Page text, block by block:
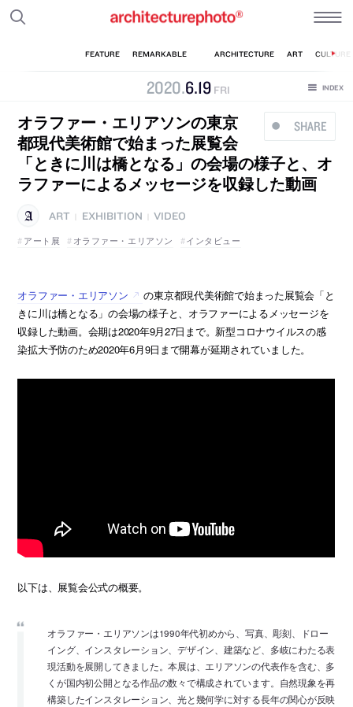
2020.6.19 FRI
SHARE
オラファー・エリアソンの東京
都現代美術館で始まった展覧会
「ときに川は橋となる」の会場の様子と、オ
ラファーによるメッセージを収録した動画
ART EXHIBITION
VIDEO
アート展
オラファー・エリアソン インタビュー
オラファー・エリアソン
の東京都現代美術館で始まった展覧会「と
きに川は橋となる」の会場の様子と、オラファーによるメッセージを
収録した動画。会期は2020年9月27日まで。新型コロナウイルスの感
染拡大予防のため2020年6月9日まで開幕が延期されていました。
以下は、展覧会公式の概要。
オラファー・エリアソンは1990年代初めから、写真、彫刻、ドロー
イング、インスタレーション、デザイン、建築など、多岐にわたる表
現活動を展開してきました。本展は、エリアソンの代表作を含む、多
くが国内初公開となる作品の数々で構成されています。自然現象を再
構築したインスタレーション、光と幾何学に対する長年の関心が反映